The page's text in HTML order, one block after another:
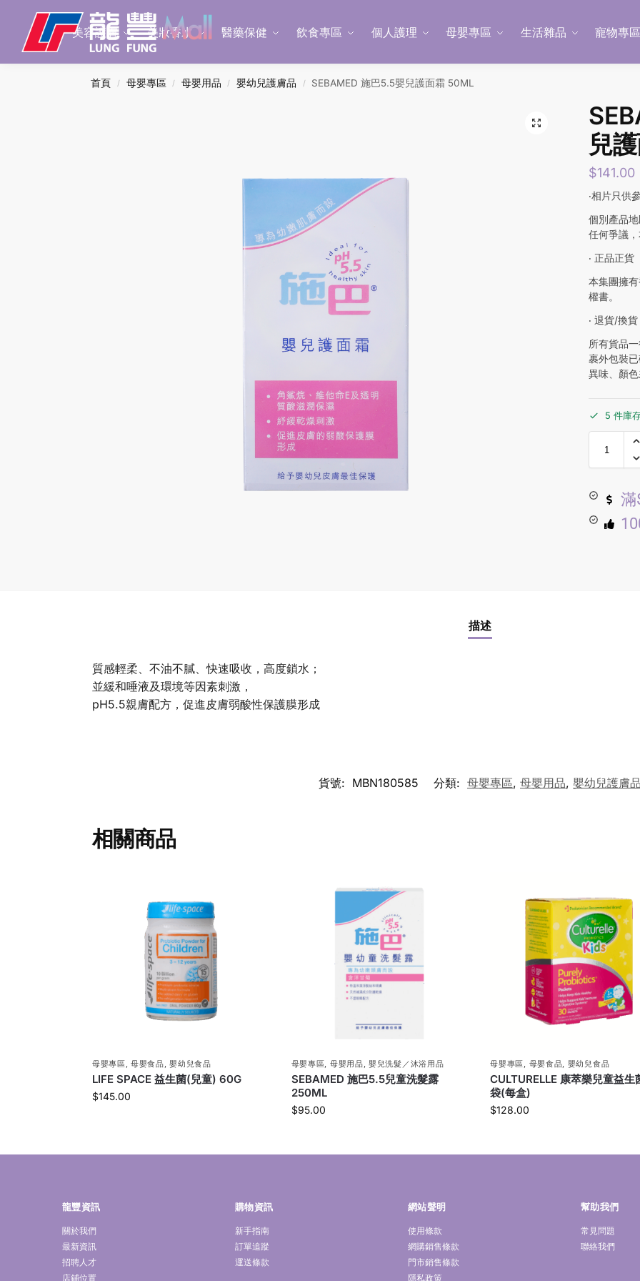
美容護膚 美妝香水 醫藥保健 飲食專區 個人護理 母嬰專區 生活雜品 寵物專
Search
首頁 / 母嬰專區 / 母嬰用品 / 嬰幼兒護膚品 / SEBAMED 施巴5.5嬰兒護面霜 50ML
兒
$141.00
‧相片只供
個別產品
任何爭議
‧ 正品正貨
本集團擁
權書。
‧ 退貨/換貨
所有貨品
裹外包裝
異味、顏
5 件庫
滿
描述
質感輕柔、不油不膩、快速吸收，高度鎖水；
並緩和唾液及環境等因素刺激，
pH5.5親膚配方，促進皮膚弱酸性保護膜形成
貨號: MBN180585 分類: 母嬰專區, 母嬰用品, 嬰幼兒護膚
相關商品
母嬰專區 ,母嬰食品 ,嬰幼兒食品
LIFE SPACE 益生菌(兒童) 60G
$145.00
母嬰專區 母嬰用品 ,嬰兒洗髮／沐浴用品
SEBAMED 施巴5.5兒童洗髮露
250ML
$95.00
母嬰專區 母嬰食品 嬰幼兒食品
CULTURELLE 康萃樂兒童益
袋(每盒)
$128.00
龍豐資訊
關於我們
最新資訊
招聘人才
店鋪位置
購物資訊
新手指南
訂單追蹤
運送條款
網站聲明
使用條款
網購銷售條款
門市銷售條款
隱私政策
幫助我們
常見問題
聯絡我們